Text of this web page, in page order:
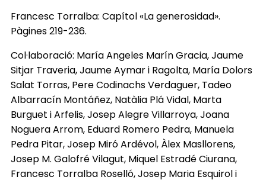
Francesc Torralba: Capítol «La generosidad».
Pàgines 219-236.
Col·laboració: María Angeles Marín Gracia, Jaume
Sitjar Traveria, Jaume Aymar i Ragolta, María Dolors
Salat Torras, Pere Codinachs Verdaguer, Tadeo
Albarracín Montáñez, Natàlia Plá Vidal, Marta
Burguet i Arfelis, Josep Alegre Villarroya, Joana
Noguera Arrom, Eduard Romero Pedra, Manuela
Pedra Pitar, Josep Miró Ardévol, Àlex Masllorens,
Josep M. Galofré Vilagut, Miquel Estradé Ciurana,
Francesc Torralba Roselló, Josep Maria Esquirol i